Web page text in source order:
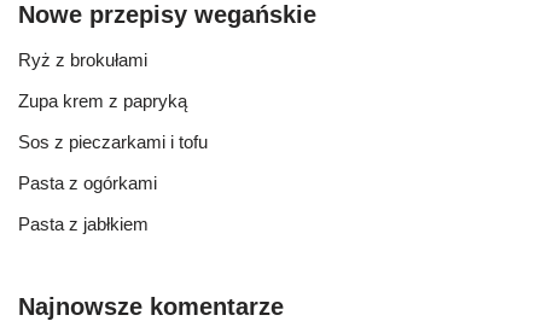
Nowe przepisy wegańskie
Ryż z brokułami
Zupa krem z papryką
Sos z pieczarkami i tofu
Pasta z ogórkami
Pasta z jabłkiem
Najnowsze komentarze